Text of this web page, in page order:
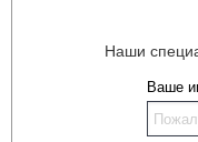
Наши
Ваше